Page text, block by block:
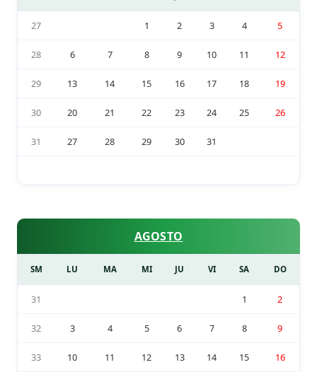
27 1 2 3 4 5
28 6 7 8 9 10 11 12
29 13 14 15 16 17 18 19
30 20 21 22 23 24 25 26
31 27 28 29 30 31
AGOSTO
SM LU MA MI JU VI SA DO
31 1 2
32 3 4 5 6 7 8 9
33 10 11 12 13 14 15 16